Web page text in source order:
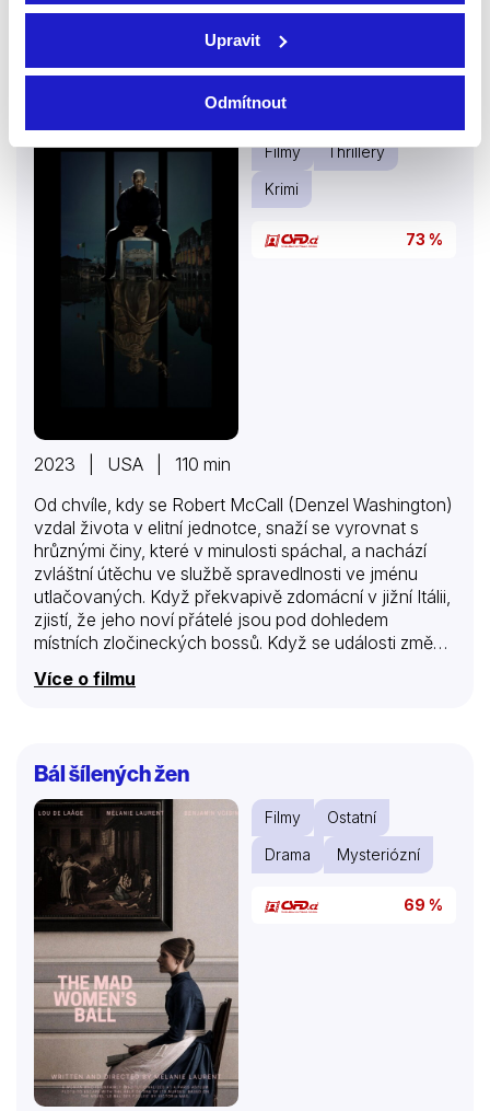
Upravit
Odmítnout
Více o filmu
Equalizer 3: Poslední kapitola
Filmy
Thrillery
Krimi
73 %
2023 | USA | 110 min
Od chvíle, kdy se Robert McCall (Denzel Washington)
vzdal života v elitní jednotce, snaží se vyrovnat s
hrůznými činy, které v minulosti spáchal, a nachází
zvláštní útěchu ve službě spravedlnosti ve jménu
utlačovaných. Když překvapivě zdomácní v jižní Itálii,
zjistí, že jeho noví přátelé jsou pod dohledem
místních zločineckých bossů. Když se události změní
ve smrtící spád, McCall ví, co musí udělat: stát se
ochráncem svých přátel a postavit se mafii.
Více o filmu
Bál šílených žen
Filmy
Ostatní
Drama
Mysteriózní
69 %